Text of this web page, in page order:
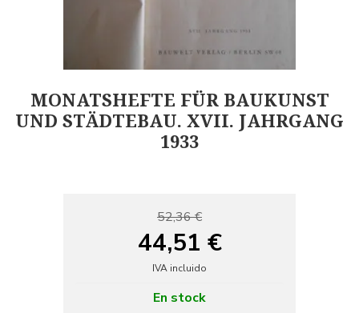
MONATSHEFTE FÜR BAUKUNST
UND STÄDTEBAU. XVII. JAHRGANG
1933
52,36 €
44,51 €
IVA incluido
En stock